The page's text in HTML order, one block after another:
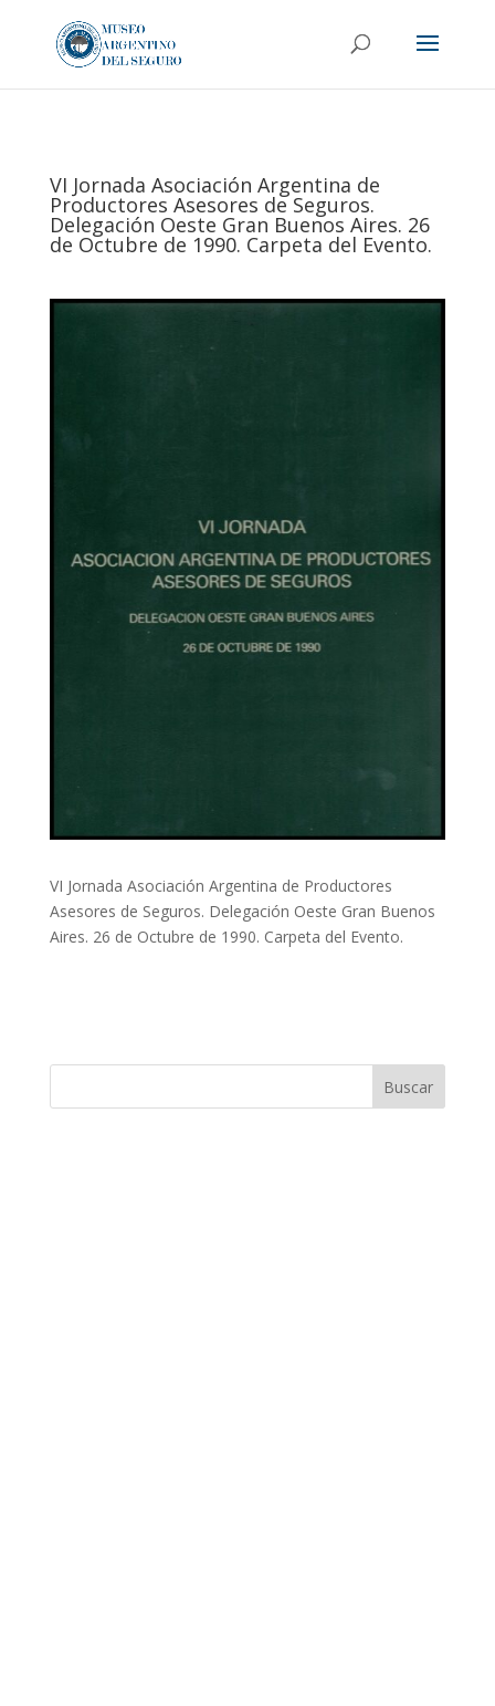
VI Jornada Asociación Argentina de
Productores Asesores de Seguros.
Delegación Oeste Gran Buenos Aires. 26
de Octubre de 1990. Carpeta del Evento.
VI Jornada Asociación Argentina de Productores
Asesores de Seguros. Delegación Oeste Gran Buenos
Aires. 26 de Octubre de 1990. Carpeta del Evento.